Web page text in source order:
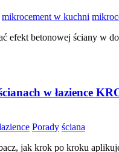
mikrocement w kuchni
efekt betonowej ściany w
w łazience
Porady ściana
jak krok po kroku